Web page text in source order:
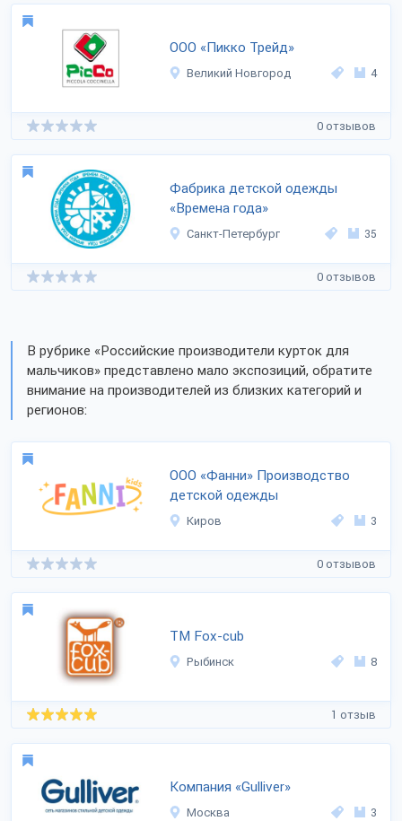
ООО «Пикко Трейд»
Великий Новгород 4
0 отзывов
Фабрика детской одежды
«Времена года»
Санкт-Петербург 35
0 отзывов
В рубрике «Российские производители курток для
мальчиков» представлено мало экспозиций, обратите
внимание на производителей из близких категорий и
регионов:
ООО «Фанни» Производство
детской одежды
Киров 3
0 отзывов
ТМ Fox-cub
Рыбинск 8
1 отзыв
Компания «Gulliver»
Москва 3